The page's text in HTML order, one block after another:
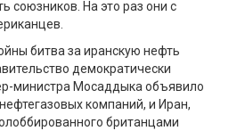
союзников. На это раз они с
битва за иранскую нефть
демократически
министра Мосаддыка объявило
компаний, и Иран,
британцами